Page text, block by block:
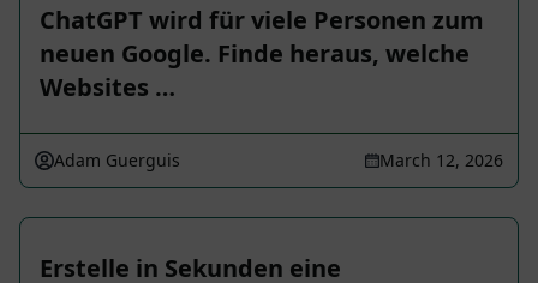
ChatGPT wird für viele Personen zum
neuen Google. Finde heraus, welche
Websites …
Adam Guerguis March 12, 2026
Erstelle in Sekunden eine